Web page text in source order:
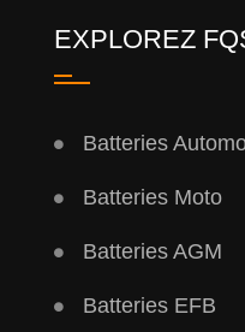
EXPLOREZ
Batteries
Batteries Moto
Batteries AGM
Batteries EFB